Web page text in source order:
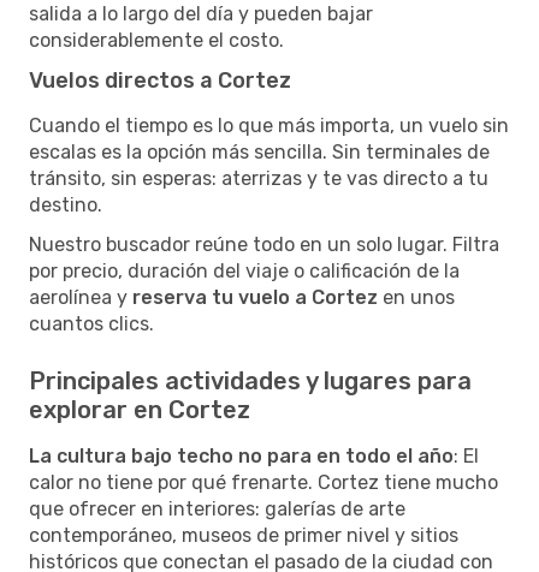
salida a lo largo del día y pueden bajar
considerablemente el costo.
Vuelos directos a Cortez
Cuando el tiempo es lo que más importa, un vuelo sin
escalas es la opción más sencilla. Sin terminales de
tránsito, sin esperas: aterrizas y te vas directo a tu
destino.
Nuestro buscador reúne todo en un solo lugar. Filtra
por precio, duración del viaje o calificación de la
aerolínea y reserva tu vuelo a Cortez en unos
cuantos clics.
Principales actividades y lugares para
explorar en Cortez
La cultura bajo techo no para en todo el año: El
calor no tiene por qué frenarte. Cortez tiene mucho
que ofrecer en interiores: galerías de arte
contemporáneo, museos de primer nivel y sitios
históricos que conectan el pasado de la ciudad con